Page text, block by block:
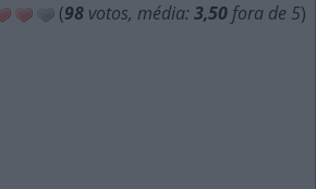
(98 votos, média: 3,50 fora de 5)